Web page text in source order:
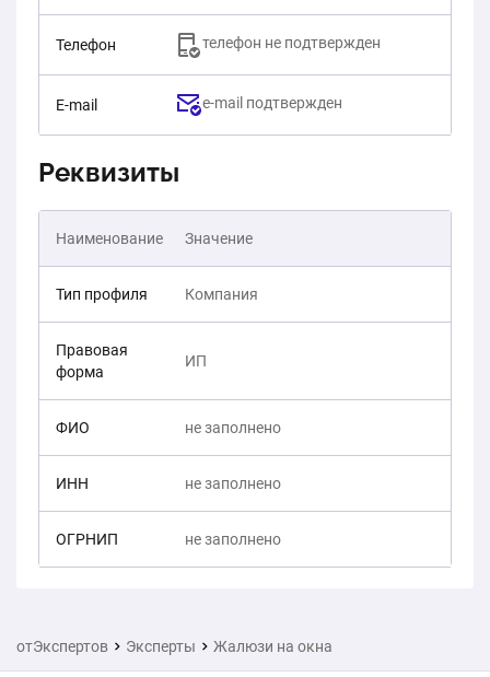
Телефон телефон не подтвержден
E-mail e-mail подтвержден
Реквизиты
Наименование Значение
Тип профиля Компания
Правовая
форма
ИП
ФИО не заполнено
ИНН не заполнено
ОГРНИП не заполнено
отЭкспертов Эксперты Жалюзи на окна